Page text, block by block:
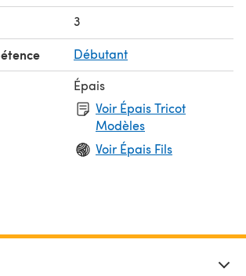
3
Débutant
Épais
Voir Épais Tricot
Modèles
Voir Épais Fils